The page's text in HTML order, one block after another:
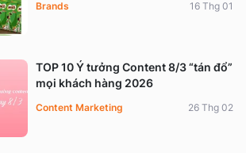
Brands 16 Thg 01
TOP 10 Ý tưởng Content 8/3 “tán đổ”
mọi khách hàng 2026
Content Marketing 26 Thg 02